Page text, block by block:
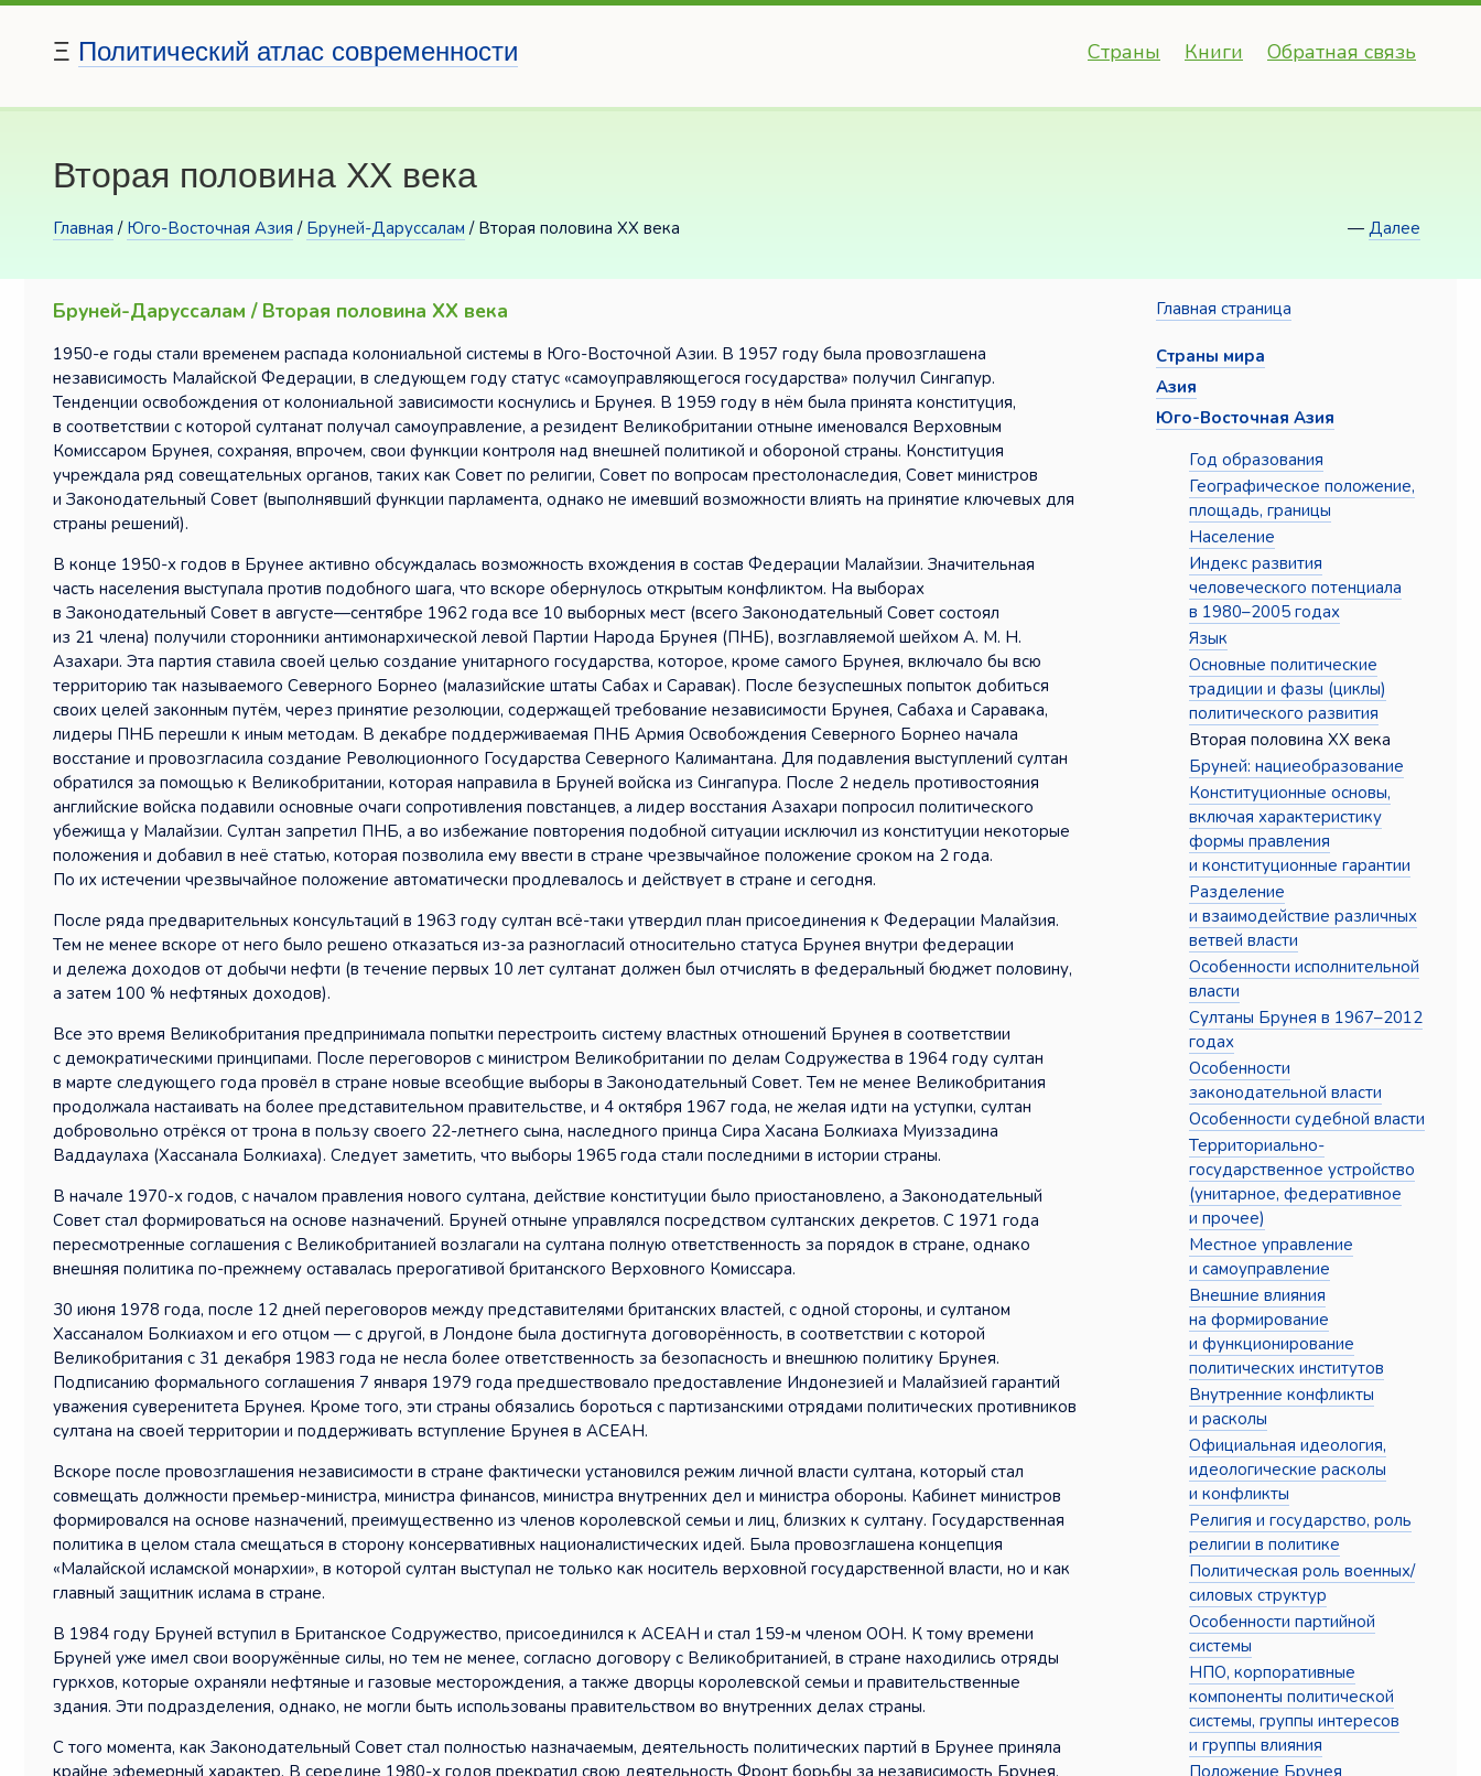
Ξ Политический атлас современности Страны Книги Обратная связь
Вторая половина XX века
Главная / Юго-Восточная Азия / Бруней-Даруссалам / Вторая половина XX века — Далее
Бруней-Даруссалам / Вторая половина XX века
1950-е годы стали временем распада колониальной системы в Юго-Восточной Азии. В 1957 году была провозглашена
независимость Малайской Федерации, в следующем году статус «самоуправляющегося государства» получил Сингапур.
Тенденции освобождения от колониальной зависимости коснулись и Брунея. В 1959 году в нём была принята конституция,
в соответствии с которой султанат получал самоуправление, а резидент Великобритании отныне именовался Верховным
Комиссаром Брунея, сохраняя, впрочем, свои функции контроля над внешней политикой и обороной страны. Конституция
учреждала ряд совещательных органов, таких как Совет по религии, Совет по вопросам престолонаследия, Совет министров
и Законодательный Совет (выполнявший функции парламента, однако не имевший возможности влиять на принятие ключевых для
страны решений).
В конце 1950-х годов в Брунее активно обсуждалась возможность вхождения в состав Федерации Малайзии. Значительная
часть населения выступала против подобного шага, что вскоре обернулось открытым конфликтом. На выборах
в Законодательный Совет в августе—сентябре 1962 года все 10 выборных мест (всего Законодательный Совет состоял
из 21 члена) получили сторонники антимонархической левой Партии Народа Брунея (ПНБ), возглавляемой шейхом А. М. Н.
Азахари. Эта партия ставила своей целью создание унитарного государства, которое, кроме самого Брунея, включало бы всю
территорию так называемого Северного Борнео (малазийские штаты Сабах и Саравак). После безуспешных попыток добиться
своих целей законным путём, через принятие резолюции, содержащей требование независимости Брунея, Сабаха и Саравака,
лидеры ПНБ перешли к иным методам. В декабре поддерживаемая ПНБ Армия Освобождения Северного Борнео начала
восстание и провозгласила создание Революционного Государства Северного Калимантана. Для подавления выступлений султан
обратился за помощью к Великобритании, которая направила в Бруней войска из Сингапура. После 2 недель противостояния
английские войска подавили основные очаги сопротивления повстанцев, а лидер восстания Азахари попросил политического
убежища у Малайзии. Султан запретил ПНБ, а во избежание повторения подобной ситуации исключил из конституции некоторые
положения и добавил в неё статью, которая позволила ему ввести в стране чрезвычайное положение сроком на 2 года.
По их истечении чрезвычайное положение автоматически продлевалось и действует в стране и сегодня.
После ряда предварительных консультаций в 1963 году султан всё-таки утвердил план присоединения к Федерации Малайзия.
Тем не менее вскоре от него было решено отказаться из-за разногласий относительно статуса Брунея внутри федерации
и дележа доходов от добычи нефти (в течение первых 10 лет султанат должен был отчислять в федеральный бюджет половину,
а затем 100 % нефтяных доходов).
Все это время Великобритания предпринимала попытки перестроить систему властных отношений Брунея в соответствии
с демократическими принципами. После переговоров с министром Великобритании по делам Содружества в 1964 году султан
в марте следующего года провёл в стране новые всеобщие выборы в Законодательный Совет. Тем не менее Великобритания
продолжала настаивать на более представительном правительстве, и 4 октября 1967 года, не желая идти на уступки, султан
добровольно отрёкся от трона в пользу своего 22-летнего сына, наследного принца Сира Хасана Болкиаха Муиззадина
Ваддаулаха (Хассанала Болкиаха). Следует заметить, что выборы 1965 года стали последними в истории страны.
В начале 1970-х годов, с началом правления нового султана, действие конституции было приостановлено, а Законодательный
Совет стал формироваться на основе назначений. Бруней отныне управлялся посредством султанских декретов. С 1971 года
пересмотренные соглашения с Великобританией возлагали на султана полную ответственность за порядок в стране, однако
внешняя политика по-прежнему оставалась прерогативой британского Верховного Комиссара.
30 июня 1978 года, после 12 дней переговоров между представителями британских властей, с одной стороны, и султаном
Хассаналом Болкиахом и его отцом — с другой, в Лондоне была достигнута договорённость, в соответствии с которой
Великобритания с 31 декабря 1983 года не несла более ответственность за безопасность и внешнюю политику Брунея.
Подписанию формального соглашения 7 января 1979 года предшествовало предоставление Индонезией и Малайзией гарантий
уважения суверенитета Брунея. Кроме того, эти страны обязались бороться с партизанскими отрядами политических противников
султана на своей территории и поддерживать вступление Брунея в АСЕАН.
Вскоре после провозглашения независимости в стране фактически установился режим личной власти султана, который стал
совмещать должности премьер-министра, министра финансов, министра внутренних дел и министра обороны. Кабинет министров
формировался на основе назначений, преимущественно из членов королевской семьи и лиц, близких к султану. Государственная
политика в целом стала смещаться в сторону консервативных националистических идей. Была провозглашена концепция
«Малайской исламской монархии», в которой султан выступал не только как носитель верховной государственной власти, но и как
главный защитник ислама в стране.
В 1984 году Бруней вступил в Британское Содружество, присоединился к АСЕАН и стал 159-м членом ООН. К тому времени
Бруней уже имел свои вооружённые силы, но тем не менее, согласно договору с Великобританией, в стране находились отряды
гуркхов, которые охраняли нефтяные и газовые месторождения, а также дворцы королевской семьи и правительственные
здания. Эти подразделения, однако, не могли быть использованы правительством во внутренних делах страны.
С того момента, как Законодательный Совет стал полностью назначаемым, деятельность политических партий в Брунее приняла
Главная страница
Страны мира
Азия
Юго-Восточная Азия
Год образования
Географическое положение,
площадь, границы
Население
Индекс развития
человеческого потенциала
в 1980–2005 годах
Язык
Основные политические
традиции и фазы (циклы)
политического развития
Вторая половина XX века
Бруней: нациеобразование
Конституционные основы,
включая характеристику
формы правления
и конституционные гарантии
Разделение
и взаимодействие различных
ветвей власти
Особенности исполнительной
власти
Султаны Брунея в 1967–2012
годах
Особенности
законодательной власти
Особенности судебной власти
Территориально-
государственное устройство
(унитарное, федеративное
и прочее)
Местное управление
и самоуправление
Внешние влияния
на формирование
и функционирование
политических институтов
Внутренние конфликты
и расколы
Официальная идеология,
идеологические расколы
и конфликты
Религия и государство, роль
религии в политике
Политическая роль военных/
силовых структур
Особенности партийной
системы
НПО, корпоративные
компоненты политической
системы, группы интересов
и группы влияния